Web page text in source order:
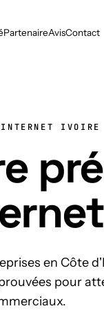
PartenaireAvisContact
IVOIRE
en Côte
pour